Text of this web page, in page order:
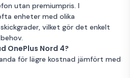
utan premiumpris. I
enheter med olika
vilket gör det enkelt
OnePlus Nord 4?
för lägre kostnad jämfört med